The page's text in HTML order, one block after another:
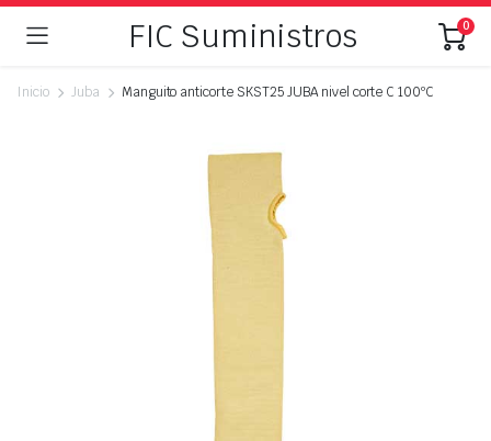
FIC Suministros 0
Inicio Juba Manguito anticorte SKST25 JUBA nivel corte C 100ºC